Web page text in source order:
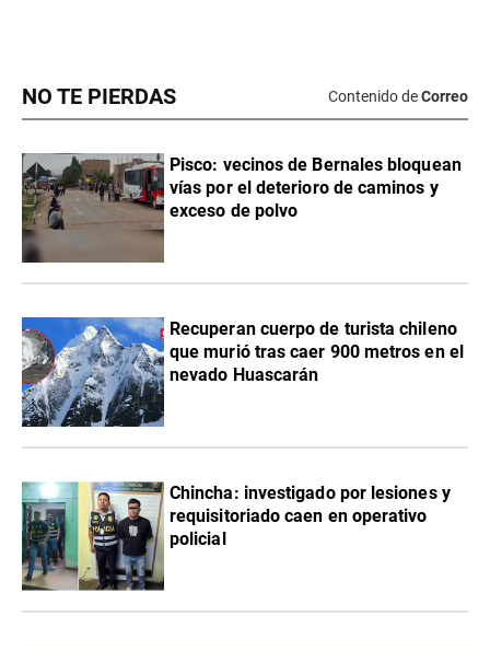
NO TE PIERDAS Contenido deCorreo
Pisco: vecinos de Bernales bloquean
vías por el deterioro de caminos y
exceso de polvo
Recuperan cuerpo de turista chileno
que murió tras caer 900 metros en el
nevado Huascarán
Chincha: investigado por lesiones y
requisitoriado caen en operativo
policial